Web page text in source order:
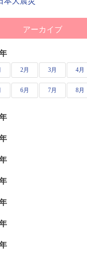
アーカイブ
2月 3月 4月
6月 7月 8月